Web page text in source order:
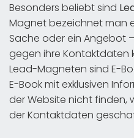
Besonders beliebt sind
Magnet bezeichnet man
Sache oder ein Angebot
gegen ihre Kontaktdaten
Lead-Magneten sind E-
E-Book mit exklusiven
der Website nicht finden,
der Kontaktdaten